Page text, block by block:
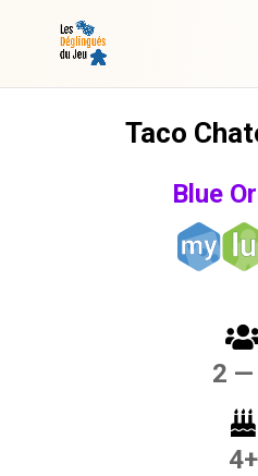
Taco
Blue
2 —
4+